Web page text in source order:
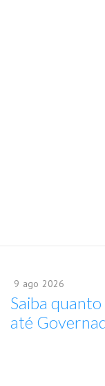
9 ago 2026
Saiba
até